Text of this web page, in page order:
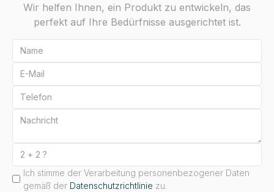
Wir helfen Ihnen, ein Produkt zu entwickeln, das
perfekt auf Ihre Bedürfnisse ausgerichtet ist.
Ich stimme der Verarbeitung personenbezogener Daten
gemäß der Datenschutzrichtlinie zu.